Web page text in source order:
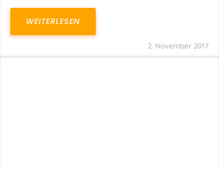
WEITERLESEN
2. November 2017